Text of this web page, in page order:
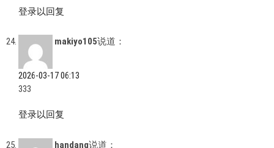
登录以回复
makiyo105说道：
2026-03-17 06:13
333
登录以回复
handang说道：